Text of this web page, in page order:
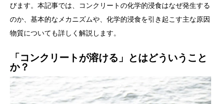
びます。本記事では、コンクリートの化学的浸食はなぜ発生する
のか、基本的なメカニズムや、化学的浸食を引き起こす主な原因
物質についても詳しく解説します。
「コンクリートが溶ける」とはどういうこと
か？